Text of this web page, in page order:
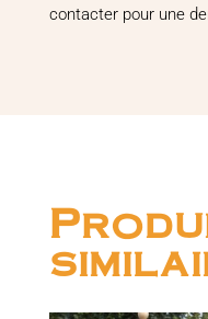
contacter pour une